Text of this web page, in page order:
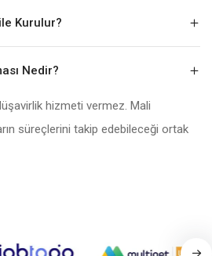
Kurulur?
Nedir?
hizmeti vermez. Mali
süreçlerini takip edebileceği ortak